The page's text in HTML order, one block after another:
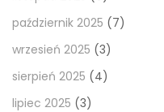
październik 2025 (7)
wrzesień 2025 (3)
sierpień 2025 (4)
lipiec 2025 (3)